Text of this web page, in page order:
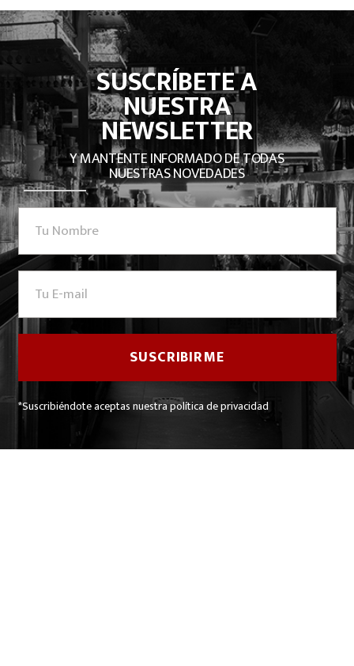
SUSCRÍBETE A
NUESTRA
NEWSLETTER
Y MANTENTE INFORMADO DE TODAS
NUESTRAS NOVEDADES
*Suscribiéndote aceptas nuestra política de privacidad